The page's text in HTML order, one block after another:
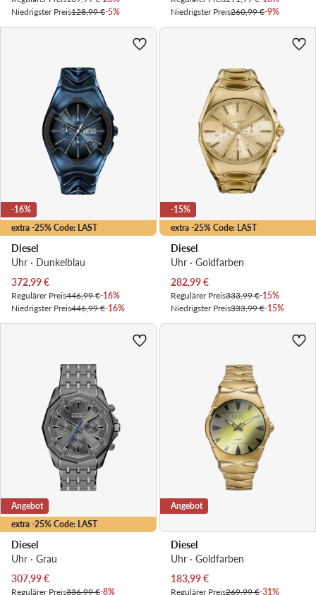
Niedrigster Preis128,99 €-5%
Niedrigster Preis260,99 €-9%
extra -25% Code: LAST
-16%
Diesel
Uhr · Dunkelblau
Aktueller Preis
372,99€
Regulärer Preis446,99 €-16%
Niedrigster Preis446,99 €-16%
extra -25% Code: LAST
-15%
Diesel
Uhr · Goldfarben
Aktueller Preis
282,99€
Regulärer Preis333,99 €-15%
Niedrigster Preis333,99 €-15%
extra -25% Code: LAST
Angebot
Diesel
Uhr · Grau
Aktueller Preis
307,99€
Regulärer Preis336,99 €-8%
Angebot
Diesel
Uhr · Goldfarben
Aktueller Preis
183,99€
Regulärer Preis269,99 €-31%